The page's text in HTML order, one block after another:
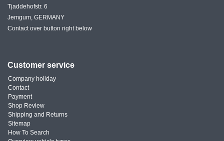
Tjaddehofstr. 6
Jemgum, GERMANY
Contact over button right below
Customer service
Company holiday
Contact
Payment
Shop Review
Shipping and Returns
Sitemap
How To Search